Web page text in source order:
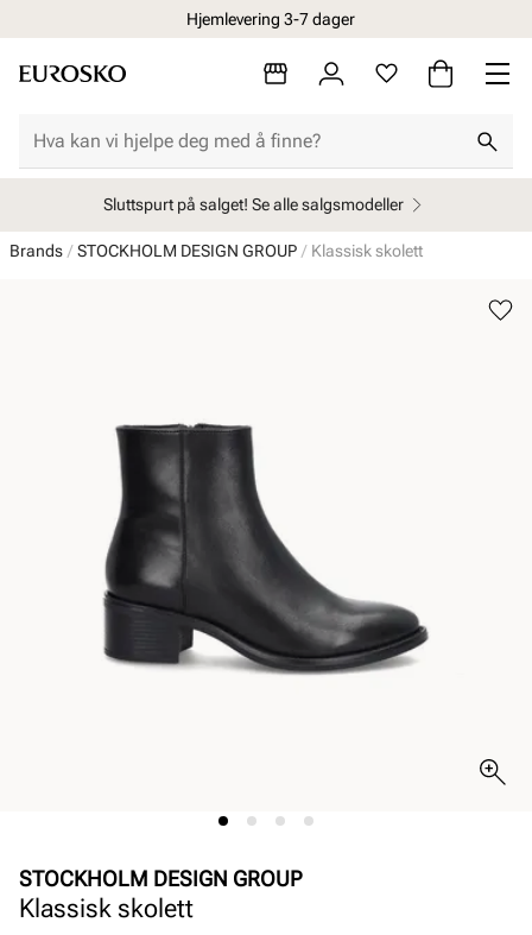
Hjemlevering 3-7 dager
Sluttspurt på salget! Se alle salgsmodeller
Brands STOCKHOLM DESIGN GROUP Klassisk skolett
STOCKHOLM DESIGN GROUP
Klassisk skolett